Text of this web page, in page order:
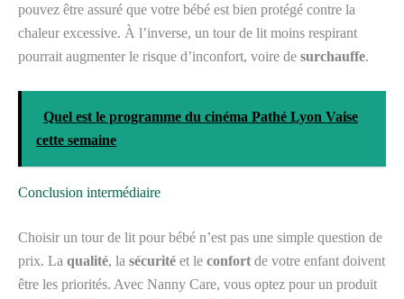
pouvez être assuré que votre bébé est bien protégé contre la
chaleur excessive. À l’inverse, un tour de lit moins respirant
pourrait augmenter le risque d’inconfort, voire de surchauffe.
Quel est le programme du cinéma Pathé Lyon Vaise
cette semaine
Conclusion intermédiaire
Choisir un tour de lit pour bébé n’est pas une simple question de
prix. La qualité, la sécurité et le confort de votre enfant doivent
être les priorités. Avec Nanny Care, vous optez pour un produit